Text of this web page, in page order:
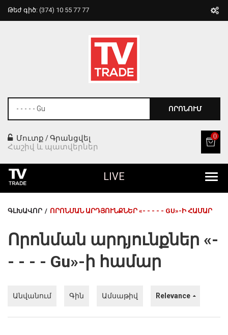
Թեժ գիծ: (374) 10 55 77 77
ՈՐՈՆՈՒՄ
Մուտք /Գրանցվել
Հաշիվ և պատվերներ
0
Խոհանոցային
Ֆիտնես
LIVE
ԳԼԽԱՎՈՐ / ՈՐՈՆՄԱՆ ԱՐԴՅՈՒՆՔՆԵՐ «- - - - - GU»-Ի ՀԱՄԱՐ
Որոնման արդյունքներ «-
- - - - Gu»-ի համար
Relevance
Անվանում Գին Ամսաթիվ